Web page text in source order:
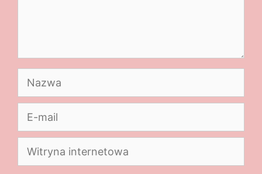
Nazwa
E-
Witryna
internetowa